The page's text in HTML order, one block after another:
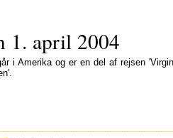
1. april 2004
i Amerika og er en del af rejsen